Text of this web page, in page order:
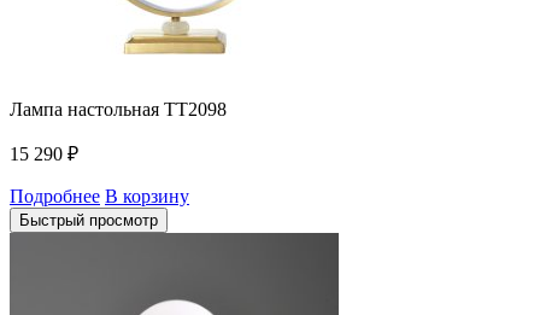
Лампа настольная TT2098
15 290 ₽
Подробнее В корзину
Быстрый просмотр